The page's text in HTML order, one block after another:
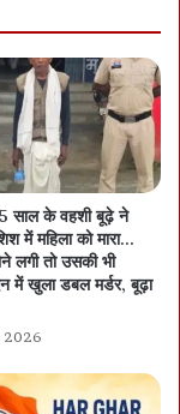
साल के वहशी बूढ़े ने
में महिला को मारा…
लगी तो उसकी भी
में खुला डबल मर्डर, बूढ़ा
2026